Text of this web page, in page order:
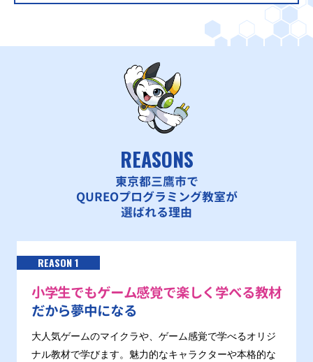
REASONS
東京都三鷹市で
QUREOプログラミング教室が
選ばれる理由
REASON 1
小学生でもゲーム感覚で楽しく学べる教材
だから夢中になる
大人気ゲームのマイクラや、ゲーム感覚で学べるオリジ
ナル教材で学びます。魅力的なキャラクターや本格的な